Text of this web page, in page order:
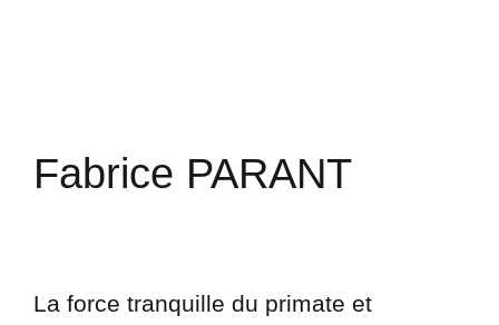
Fabrice PARANT
La force tranquille du primate et